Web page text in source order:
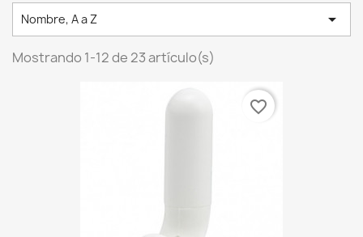
Nombre, A a Z 
Mostrando 1-12 de 23 artículo(s)
favorite_border